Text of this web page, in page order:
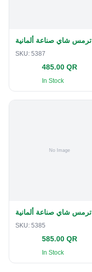
ترمس شاي صناعة ألمانية
SKU: 5387
485.00 QR
In Stock
ترمس شاي صناعة ألمانية
SKU: 5385
585.00 QR
In Stock